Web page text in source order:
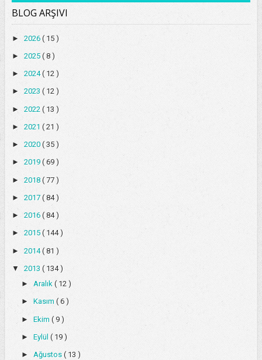
BLOG ARŞIVI
► 2026 ( 15 )
► 2025 ( 8 )
► 2024( 12 )
► 2023 ( 12 )
► 2022 ( 13 )
► 2021 ( 21 )
► 2020 ( 35 )
► 2019 ( 69 )
► 2018 ( 77 )
► 2017 ( 84 )
► 2016 ( 84 )
► 2015 ( 144 )
► 2014( 81 )
▼ 2013 ( 134 )
► Aralık ( 12 )
► Kasım ( 6 )
► Ekim ( 9 )
► Eylül ( 19 )
► Ağustos ( 13 )